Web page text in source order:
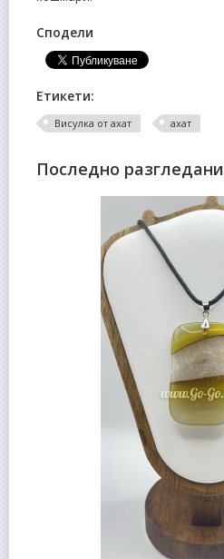
Сподели
Етикети:
Висулка от ахат ахат
Последно разгледани